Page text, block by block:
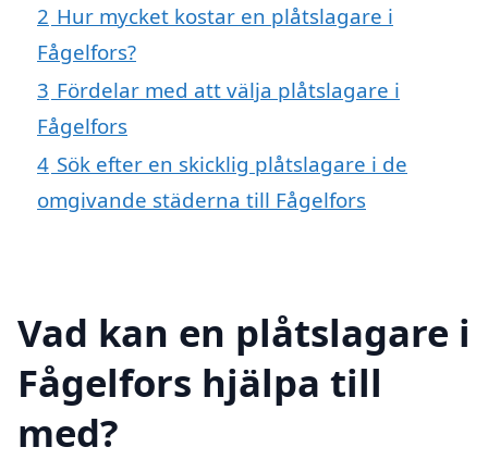
2 Hur mycket kostar en plåtslagare i
Fågelfors?
3 Fördelar med att välja plåtslagare i
Fågelfors
4 Sök efter en skicklig plåtslagare i de
omgivande städerna till Fågelfors
Vad kan en plåtslagare i
Fågelfors hjälpa till
med?